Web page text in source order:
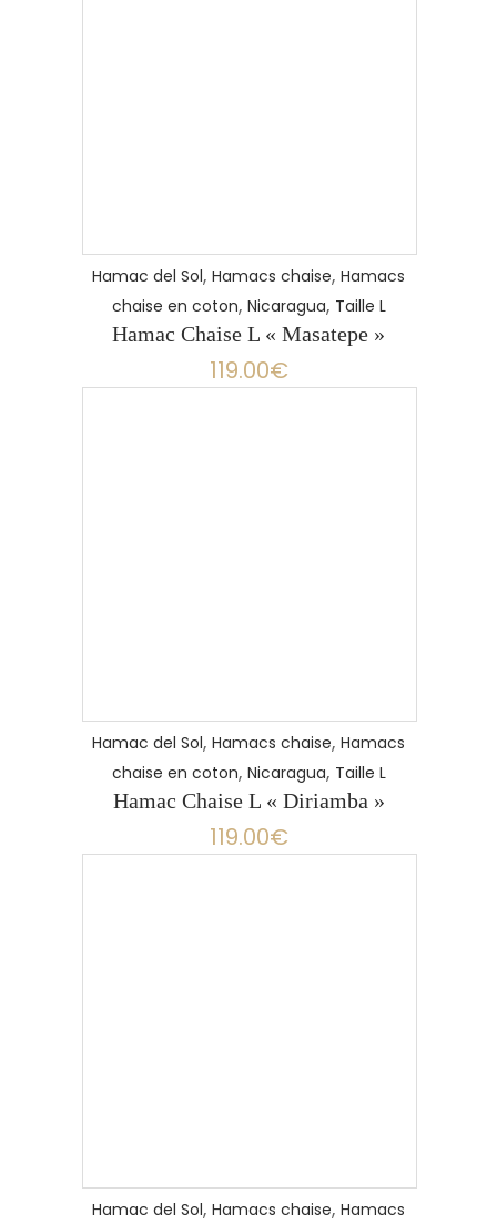
Hamac del Sol, Hamacs chaise, Hamacs
chaise en coton, Nicaragua, Taille L
Hamac Chaise L « Masatepe »
119.00€
Hamac del Sol, Hamacs chaise, Hamacs
chaise en coton, Nicaragua, Taille L
Hamac Chaise L « Diriamba »
119.00€
Hamac del Sol, Hamacs chaise, Hamacs